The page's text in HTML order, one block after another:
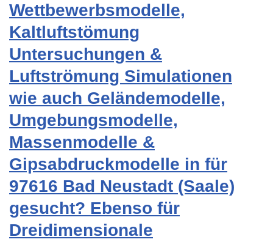
Wettbewerbsmodelle,
Kaltluftstömung
Untersuchungen &
Luftströmung Simulationen
wie auch Geländemodelle,
Umgebungsmodelle,
Massenmodelle &
Gipsabdruckmodelle in für
97616 Bad Neustadt (Saale)
gesucht? Ebenso für
Dreidimensionale